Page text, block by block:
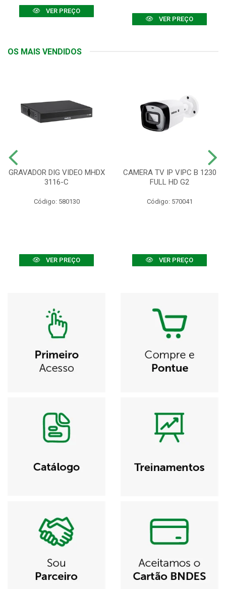
VER PREÇO
VER PREÇO
OS MAIS VENDIDOS
GRAVADOR DIG VIDEO MHDX
3116-C
Código: 580130
VER PREÇO
CAMERA TV IP VIPC B 1230
FULL HD G2
Código: 570041
VER PREÇO